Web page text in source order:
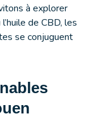
à explorer
de CBD, les
se conjuguent